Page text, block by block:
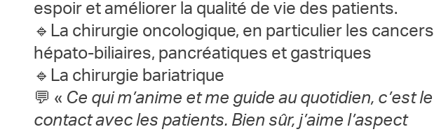
espoir et améliorer la qualité de vie des patients.
🔹La chirurgie oncologique, en particulier les cancers
hépato-biliaires, pancréatiques et gastriques
🔹La chirurgie bariatrique
💬 « Ce qui m’anime et me guide au quotidien, c’est le
contact avec les patients. Bien sûr, j’aime l’aspect